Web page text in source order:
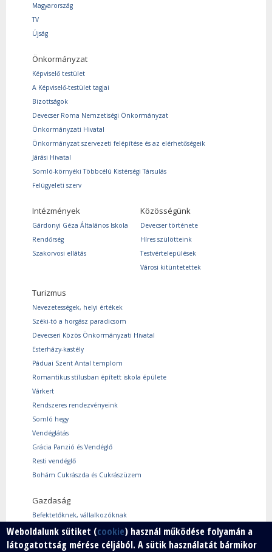
Magyarország
TV
Újság
Önkormányzat
Képviselő testület
A Képviselő-testület tagjai
Bizottságok
Devecser Roma Nemzetiségi Önkormányzat
Önkormányzati Hivatal
Önkormányzat szervezeti felépítése és az elérhetőségeik
Járási Hivatal
Somló-környéki Többcélú Kistérségi Társulás
Felügyeleti szerv
Intézmények
Gárdonyi Géza Általános Iskola
Rendőrség
Szakorvosi ellátás
Közösségünk
Devecser története
Híres szülötteink
Testvértelepülések
Városi kitüntetettek
Turizmus
Nevezetességek, helyi értékek
Széki-tó a horgász paradicsom
Devecseri Közös Önkormányzati Hivatal
Esterházy-kastély
Páduai Szent Antal templom
Romantikus stílusban épített iskola épülete
Várkert
Rendszeres rendezvényeink
Somló hegy
Vendéglátás
Grácia Panzió és Vendéglő
Resti vendéglő
Bohám Cukrászda és Cukrászüzem
Gazdaság
Befektetőknek, vállalkozóknak
Használtcikk piac
Márkáink
Weboldalunk sütiket (cookie) használ működése folyamán a
látogatottság mérése céljából. A sütik használatát bármikor